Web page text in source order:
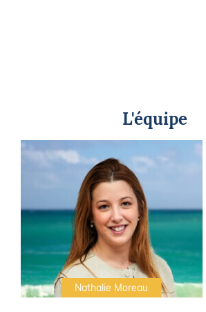
L'équipe
Nathalie Moreau